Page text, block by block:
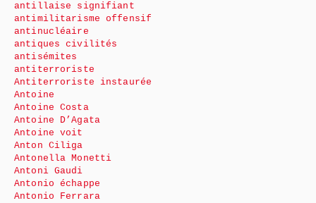
antillaise signifiant
antimilitarisme offensif
antinucléaire
antiques civilités
antisémites
antiterroriste
Antiterroriste instaurée
Antoine
Antoine Costa
Antoine D’Agata
Antoine voit
Anton Ciliga
Antonella Monetti
Antoni Gaudi
Antonio échappe
Antonio Ferrara